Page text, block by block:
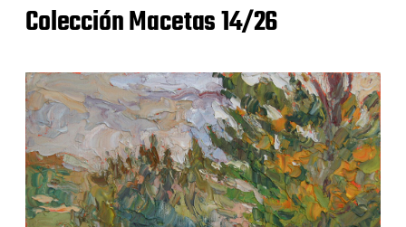
Colección Macetas 14/26